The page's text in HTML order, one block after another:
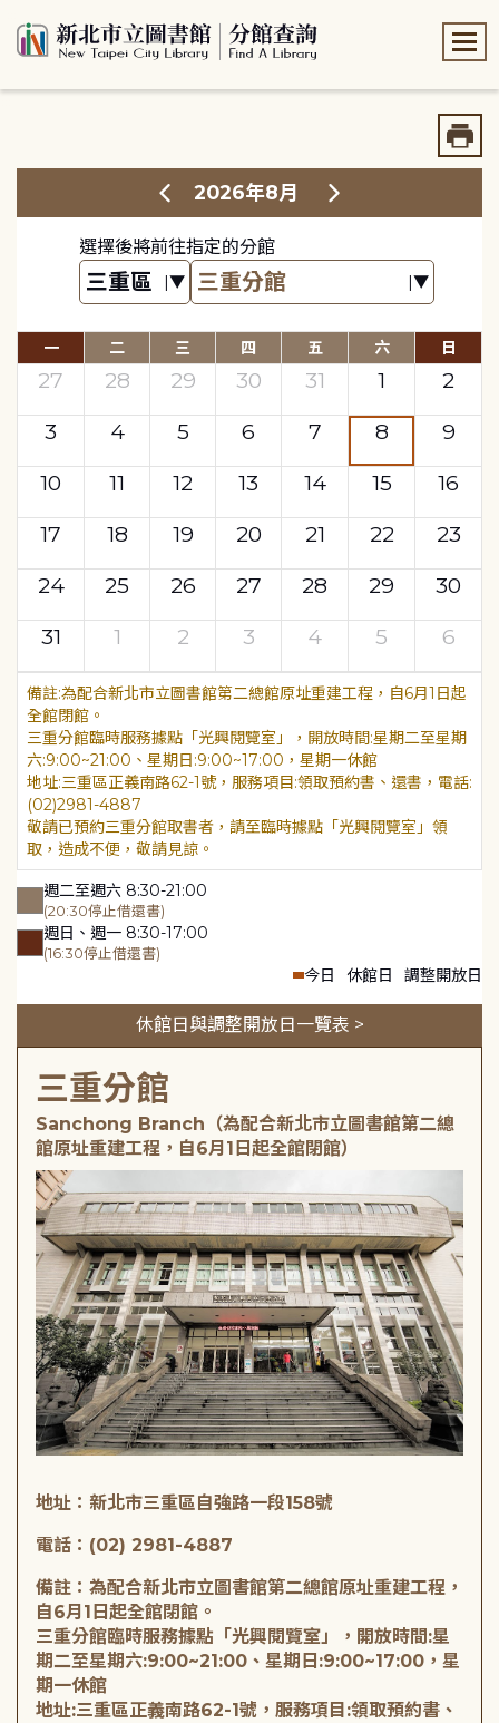
2026年8月
選擇後將前往指定的分館
一 二 三 四 五 六 日
27 28 29 30 31 1
2
3
4 5 6 7 8
9
10
11 12 13 14 15
16
17
18 19 20 21 22
23
24
25 26 27 28 29
30
31
1 2 3 4 5 6
為配合新北市立圖書館第二總館原址重建工程，自6月1日起
全館閉館。
三重分館臨時服務據點「光興閱覽室」，開放時間:星期二至星期
六:9:00~21:00、星期日:9:00~17:00，星期一休館
地址:三重區正義南路62-1號，服務項目:領取預約書、還書，電話:
(02)2981-4887
敬請已預約三重分館取書者，請至臨時據點「光興閱覽室」領
取，造成不便，敬請見諒。
週二至週六 8:30-21:00
(20:30停止借還書)
週日、週一 8:30-17:00
(16:30停止借還書)
今日 休館日 調整開放日
休館日與調整開放日一覽表 >
三重分館
Sanchong Branch（為配合新北市立圖書館第二總
館原址重建工程，自6月1日起全館閉館）
地址：新北市三重區自強路一段158號
電話：(02) 2981-4887
備註：為配合新北市立圖書館第二總館原址重建工程，
自6月1日起全館閉館。
三重分館臨時服務據點「光興閱覽室」，開放時間:星
期二至星期六:9:00~21:00、星期日:9:00~17:00，星
期一休館
地址:三重區正義南路62-1號，服務項目:領取預約書、